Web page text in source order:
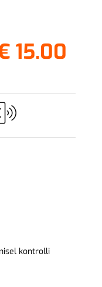
15.00
kontrolli